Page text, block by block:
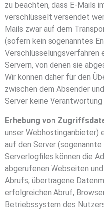
zu beachten, dass E-Mails
verschlüsselt versendet
Mails zwar auf dem
(sofern kein sogenanntes
Verschlüsselungsverfahren
Servern, von denen sie
Wir können daher für den
zwischen dem Absender
Server keine Verantwortung
Erhebung von
unser Webhostinganbieter)
auf den Server
Serverlogfiles können die
abgerufenen Webseiten
Abrufs, übertragene
erfolgreichen Abruf,
Betriebssystem des